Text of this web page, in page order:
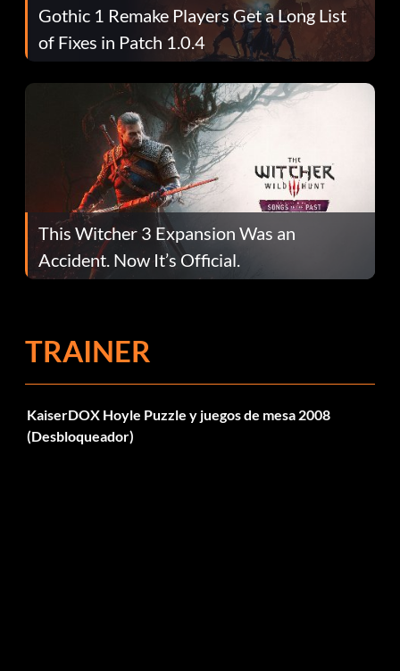
Gothic 1 Remake Players Get a Long List
of Fixes in Patch 1.0.4
This Witcher 3 Expansion Was an
Accident. Now It’s Official.
TRAINER
KaiserDOX Hoyle Puzzle y juegos de mesa 2008
(Desbloqueador)